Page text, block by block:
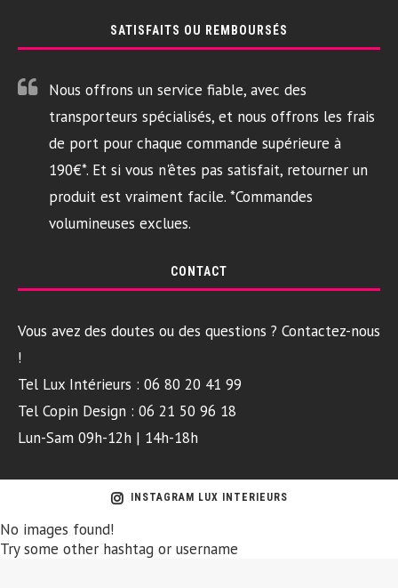
SATISFAITS OU REMBOURSÉS
Nous offrons un service fiable, avec des
transporteurs spécialisés, et nous offrons les frais
de port pour chaque commande supérieure à
190€*. Et si vous n'êtes pas satisfait, retourner un
produit est vraiment facile. *Commandes
volumineuses exclues.
CONTACT
Vous avez des doutes ou des questions ? Contactez-nous
!
Tel Lux Intérieurs : 06 80 20 41 99
Tel Copin Design : 06 21 50 96 18
Lun-Sam 09h-12h | 14h-18h
INSTAGRAM LUX INTERIEURS
No images found!
Try some other hashtag or username